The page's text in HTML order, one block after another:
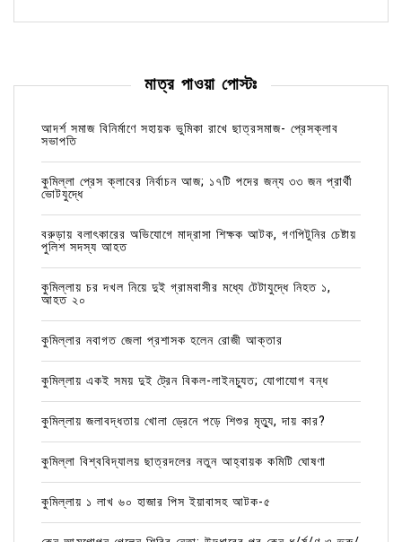
মাত্র পাওয়া পোস্টঃ
আদর্শ সমাজ বিনির্মাণে সহায়ক ভুমিকা রাখে ছাত্রসমাজ- প্রেসক্লাব
সভাপতি
কুমিল্লা প্রেস ক্লাবের নির্বাচন আজ; ১৭টি পদের জন্য ৩৩ জন প্রার্থী
ভোটযুদ্ধে
বরুড়ায় বলাৎকারের অভিযোগে মাদ্রাসা শিক্ষক আটক, গণপিটুনির চেষ্টায়
পুলিশ সদস্য আহত
কুমিল্লায় চর দখল নিয়ে দুই গ্রামবাসীর মধ্যে টেটাযুদ্ধে নিহত ১,
আহত ২০
কুমিল্লার নবাগত জেলা প্রশাসক হলেন রোজী আক্তার
কুমিল্লায় একই সময় দুই ট্রেন বিকল-লাইনচ্যুত; যোগাযোগ বন্ধ
কুমিল্লায় জলাবদ্ধতায় খোলা ড্রেনে পড়ে শিশুর মৃত্যু, দায় কার?
কুমিল্লা বিশ্ববিদ্যালয় ছাত্রদলের নতুন আহ্বায়ক কমিটি ঘোষণা
কুমিল্লায় ১ লাখ ৬০ হাজার পিস ইয়াবাসহ আটক-৫